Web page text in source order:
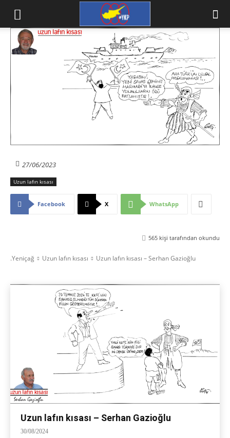
27/06/2023
Uzun lafın kısası
Facebook X WhatsApp
565 kişi tarafından okundu
.Yeniçağ Uzun lafın kısası Uzun lafın kısası – Serhan Gazioğlu
Uzun lafın kısası – Serhan Gazioğlu
30/08/2024